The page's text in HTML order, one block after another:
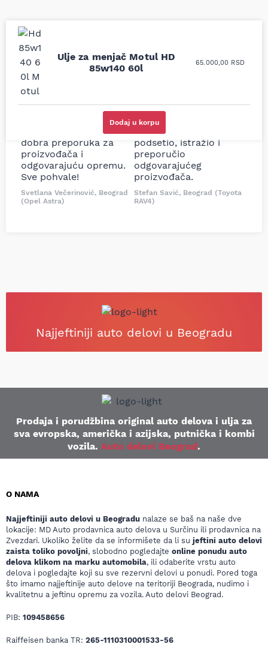
Ulje za menjač Motul HD
85w140 60l
65.000,00 RSD
Dodaj u korpu
Uporedila sam sve
moguće online
prodavnice auto delova
i definitivno najbolje
cene su ovde. Kupila
delove iz MD Auto. Uvek
dobra preporuka za
proizvođača i
odgovarajuću opremu.
Sve pohvale!
Svetlana Večerinović, Beograd
(Opel Astra)
Odlična usluga i
ljubazni prodavci.
kočionog cilindra bio
potreban za moju
Tojotu, ali me je Miloš
podsetio, istražio i
preporučio
odgovarajućeg
proizvođača.
Stefan Savić, Beograd (Toyota
RAV4)
Najjeftiniji auto delovi u Beogradu
Prodaja i porudžbina original auto delova i ulja za
sva evropska, američka i azijska, putnička i kombi
vozila. Auto delovi Beograd.
O NAMA
Najjeftiniji auto delovi u Beogradu nalaze se baš na naše dve
lokacije: MD Auto prodavnica auto delova u Surčinu ili prodavnica na
Zvezdari. Ukoliko želite da se informišete da li su jeftini auto delovi
zaista toliko povoljni, slobodno pogledajte online ponudu auto
delova klikom na marku automobila, ili odaberite vrstu auto
delova i pogledajte koji su sve rezervni delovi u ponudi. Pored toga
što imamo najjeftinije auto delove na teritoriji Beograda, nudimo i
kvalitetnu a jeftinu opremu za vozila. Auto delovi Beograd.
PIB: 109458656
Raiffeisen banka TR: 265-1110310001533-56